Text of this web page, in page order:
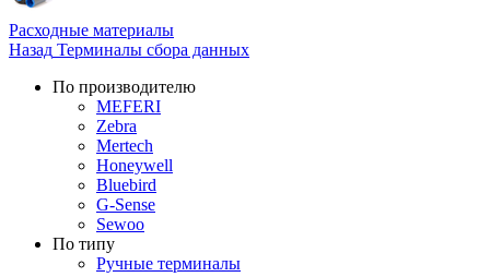
Расходные материалы
Назад Терминалы сбора данных
По производителю
MEFERI
Zebra
Mertech
Honeywell
Bluebird
G-Sense
Sewoo
По типу
Ручные терминалы